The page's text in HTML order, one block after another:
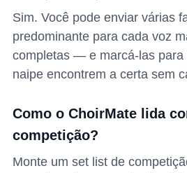
Sim. Você pode enviar várias
predominante para cada voz
completas — e marcá-las para
naipe encontrem a certa sem
Como o ChoirMate lida
competição?
Monte um set list de